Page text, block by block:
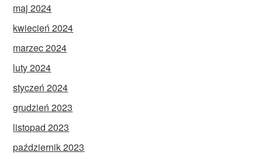
maj 2024
kwiecień 2024
marzec 2024
luty 2024
styczeń 2024
grudzień 2023
listopad 2023
październik 2023